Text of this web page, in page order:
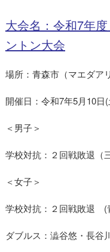
大会名：令和7年
ントン大会
場所：青森市（マエダア
開催日：令和7年5月10日
＜男子＞
学校対抗：２回戦敗退（
＜女子＞
学校対抗：２回戦敗退 (
ダブルス：澁谷悠・長